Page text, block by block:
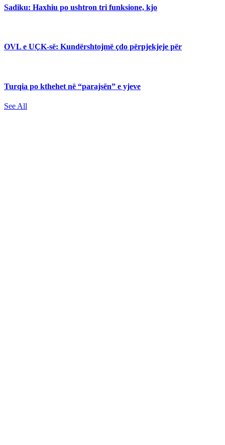
Sadiku: Haxhiu po ushtron tri funksione, kjo
OVL e UÇK-së: Kundërshtojmë çdo përpjekjeje për
Turqia po kthehet në “parajsën” e yjeve
See All